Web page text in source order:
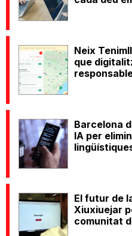
Neix
que
Barcelona
IA per
El futur de
Xiuxiuejar
comunitat